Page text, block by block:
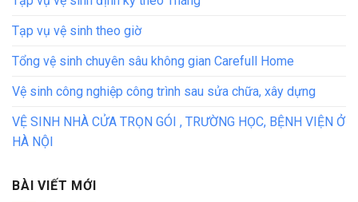
Tạp vụ vệ sinh theo giờ
Tổng vệ sinh chuyên sâu không gian Carefull Home
Vệ sinh công nghiệp công trình sau sửa chữa, xây dựng
VỆ SINH NHÀ CỬA TRỌN GÓI , TRƯỜNG HỌC, BỆNH VIỆN Ở
HÀ NỘI
BÀI VIẾT MỚI